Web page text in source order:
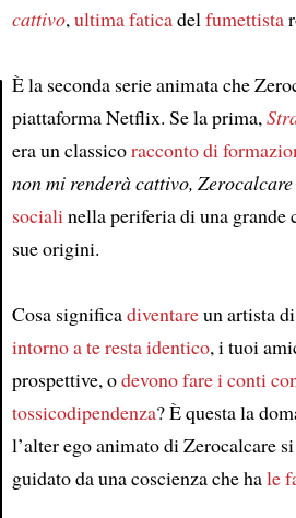
cattivo,ultima faticadelfumettista
È la seconda serie animata che
piattaforma Netflix. Se la prima,
era un classicoracconto di
non mi renderà cattivo, Zerocalcare
socialinella periferia di una grande
sue origini.
Cosa significadiventareun artista di
intorno a teresta identico, i tuoi
prospettive, odevono fare i conti
tossicodipendenza? È questa la
l’alter ego animato di Zerocalcare
guidato da una coscienza che hale